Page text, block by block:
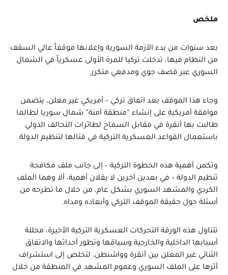
ملخص
بعد سنوات من بدء الأزمة السورية وإعلانها موقفاً عالي السقف
من النظام فيها، تدخلت تركيا للمرة الأولى عسكرياً في الشمال
السوري عبر قصف جوي ومدفعي متكرر.
وجاء هذا الموقف بعد اتفاق تركي – أمريكي غير معلن، يتضمن
موافقة أمريكية على إنشاء “منطقة آمنة” شمال سوريا لطالما
طالبت بها أنقرة في مقابل السماح لطائرات التحالف الدولي
باستعمال القواعد العسكرية التركية في قتالها لتنظيم الدولة.
وتكمن أهمية هذه الخطوة التركية – إلى جانب ملف مكافحة
تنظيم الدولة – في بعدين آخرين لا يقلان أهمية، ألا وهما الملف
الكردي والمشهد السوري بشكل عام، من خلال ما تطرحه من
أسئلة حول حقيقة الموقف التركي وأبعاده ومداه.
تتناول هذه الورقة التحركات العسكرية التركية الأخيرة، محللة
أسبابها الداخلية والخارجية وسياقها وتطور أحداثها والاتفاق
الثنائي غير المعلن بين أنقرة وواشنطن، لتخلص إلى استشراف
أثرها على الملف السوري وعموم المشهد في المنطقة من خلال